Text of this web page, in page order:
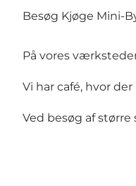
Besøg Kjøge Mini-
På vores
Vi har café, hvor
Ved besøg af større